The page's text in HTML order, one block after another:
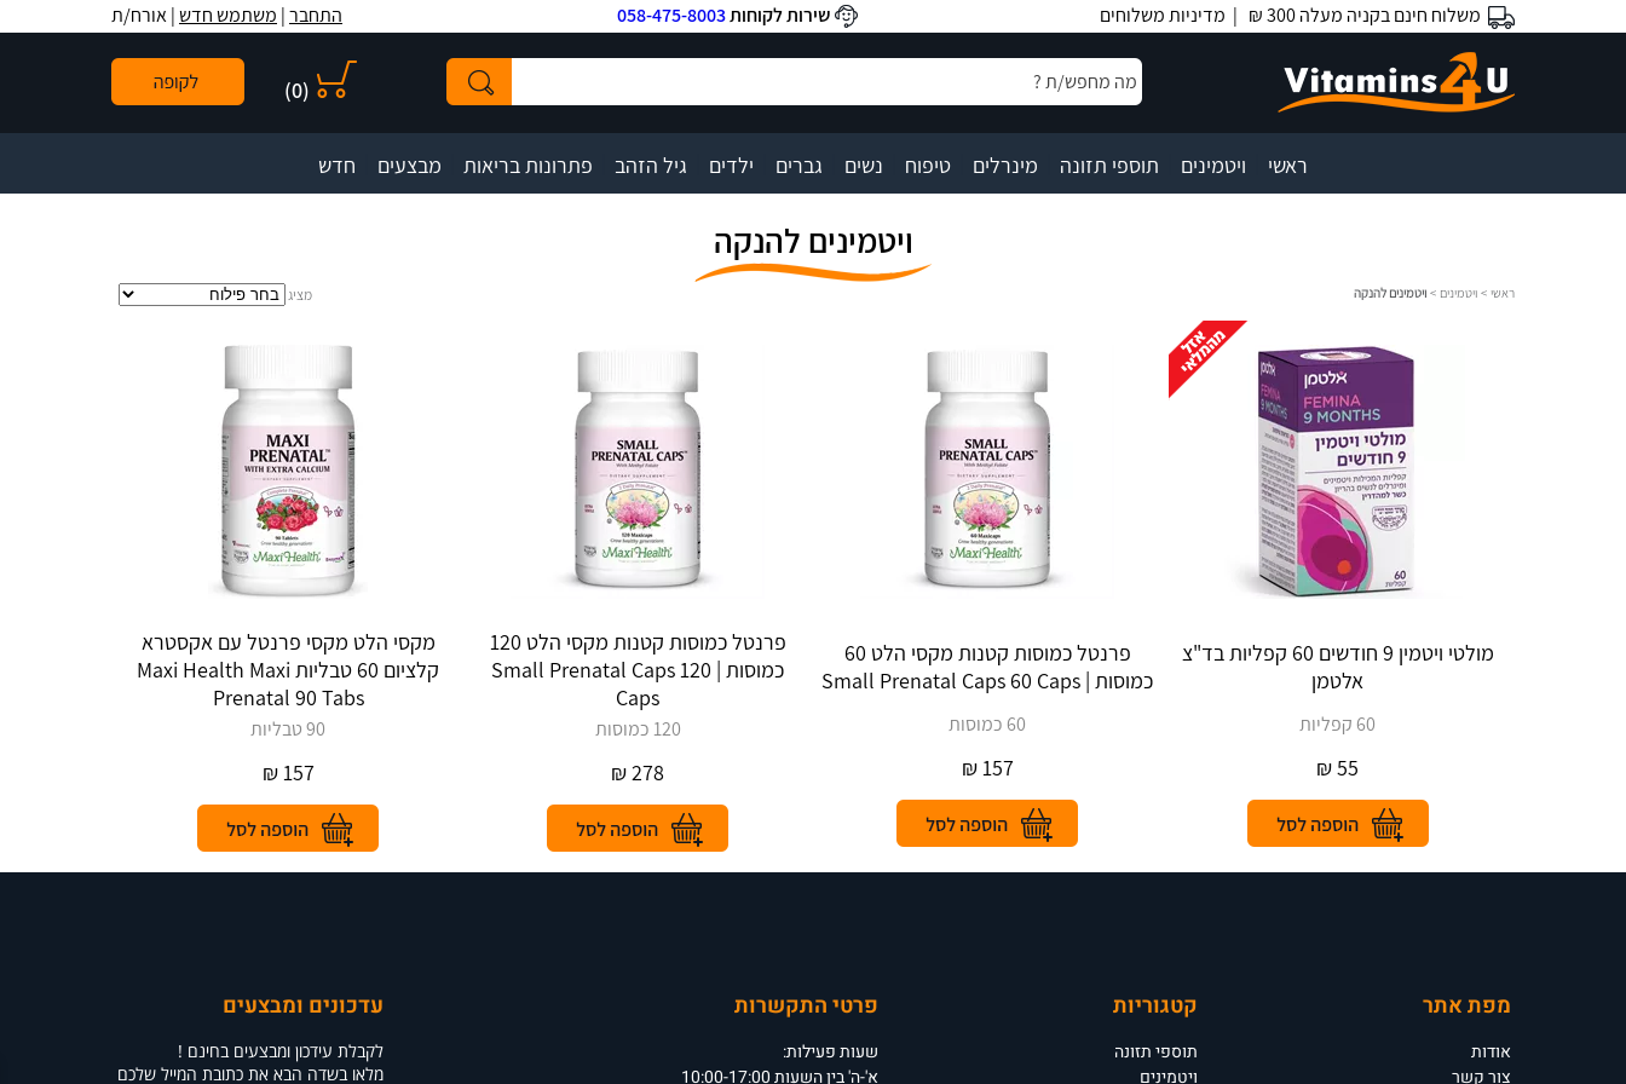
נגישות
אתר
המרכזי
משלוח חינם בקניה מעלה 300 ₪ | מדיניות משלוחים שירות לקוחות058-475-8003 התחבר| משתמש חדש| אורח/ת
(
0
)
ראשי ויטמינים תוספי תזונה מינרלים טיפוח נשים גברים ילדים גיל הזהב פתרונות בריאות מבצעים חדש
ויטמינים להנקה
ראשי > ויטמינים > ויטמינים להנקה מציג
מולטי ויטמין 9 חודשים 60 קפליות בד"צ
אלטמן
60 קפליות
55
₪
פרנטל כמוסות קטנות מקסי הלט 60
כמוסות | Small Prenatal Caps 60 Caps
60 כמוסות
157
₪
פרנטל כמוסות קטנות מקסי הלט 120
כמוסות | Small Prenatal Caps 120
Caps
120 כמוסות
278
₪
מקסי הלט מקסי פרנטל עם אקסטרא
קלציום 60 טבליות Maxi Health Maxi
Prenatal 90 Tabs
90 טבליות
157
₪
מפת אתר
אודות
צור קשר
קטגוריות
תוספי תזונה
ויטמינים
פרטי התקשרות
שעות פעילות:
א'-ה' בין השעות 10:00-17:00
עדכונים ומבצעים
לקבלת עידכון ומבצעים בחינם !
מלאו בשדה הבא את כתובת המייל שלכם